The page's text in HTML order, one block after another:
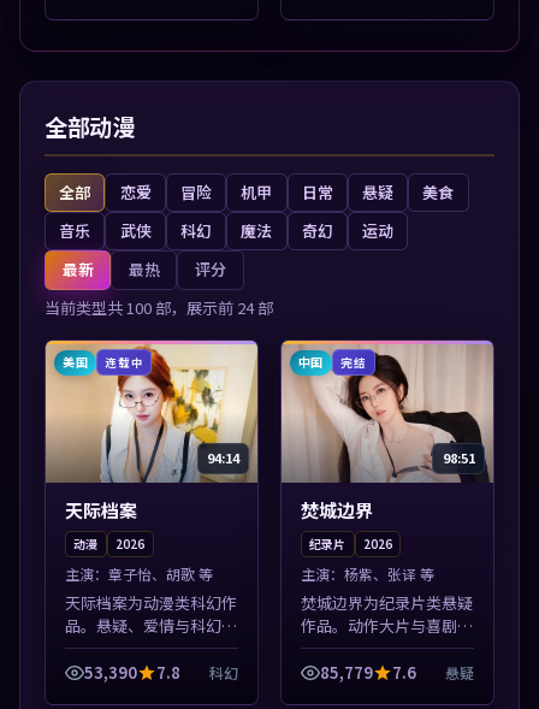
紧凑，值得加入...
全部动漫
全部 恋爱 冒险 机甲 日常 悬疑
美食
音乐
武侠 科幻 魔法 奇幻
运动
最新
最热
评分
当前类型共100 部，展示前 24部
美国 连载中
94:14
天际档案
动漫 2026
主演： 章子怡、胡歌 等
天际档案为动漫类科幻作
品。悬疑、爱情与科幻类
型齐全，热播榜单实时刷
新，沉浸式观影体验。本
53,390 7.8 科幻
中国 完结
98:51
焚城边界
纪录片 2026
主演： 杨紫、张译 等
焚城边界为纪录片类悬疑
作品。动作大片与喜剧短
片搭配推荐，亚洲影视高
清站，流畅不卡顿。本片
85,779 7.6 悬疑